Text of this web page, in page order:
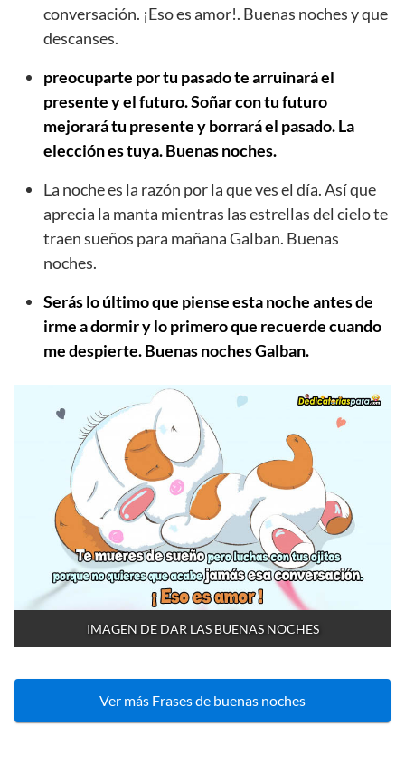
conversación. ¡Eso es amor!. Buenas noches y que
descanses.
preocuparte por tu pasado te arruinará el
presente y el futuro. Soñar con tu futuro
mejorará tu presente y borrará el pasado. La
elección es tuya. Buenas noches.
La noche es la razón por la que ves el día. Así que
aprecia la manta mientras las estrellas del cielo te
traen sueños para mañana Galban. Buenas
noches.
Serás lo último que piense esta noche antes de
irme a dormir y lo primero que recuerde cuando
me despierte. Buenas noches Galban.
IMAGEN DE DAR LAS BUENAS NOCHES
Ver más Frases de buenas noches